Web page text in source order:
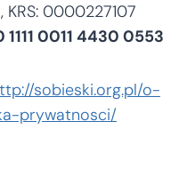
0000227107
0011 4430 0553
sobieski.org.pl/o-
prywatnosci/